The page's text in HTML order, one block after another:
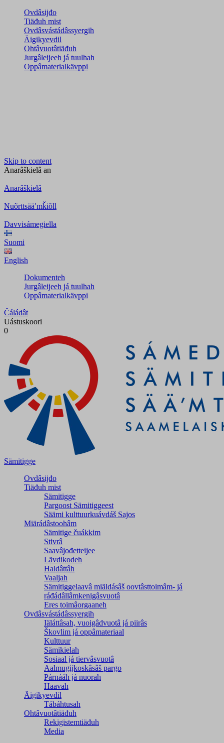
Ovdâsijđo
Tiäđuh mist
Ovdâsvástádâssyergih
Äigikyevdil
Ohtâvuotâtiäđuh
Jurgâleijeeh já tuulhah
Oppâmaterialkävppi
Skip to content
Anarâškielâ an
Anarâškielâ
Nuõrttsääʹmǩiõll
Davvisámegiella
Suomi
English
Dokumenteh
Jurgâleijeeh já tuulhah
Oppâmaterialkävppi
Čáládât
Uástuskoori
0
Sämitigge
Ovdâsijđo
Tiäđuh mist
Sämitigge
Pargoost Sämitiggeest
Säämi kulttuurkuávdáš Sajos
Miärádâstoohâm
Sämitige čuákkim
Stivrâ
Saavâjođetteijee
Lävdikodeh
Haldâttâh
Vaaljah
Sämitiggelaavâ miäldásâš oovtâsttoimâm- já
ráđádâllâmkenigâsvuotâ
Eres toimâorgaaneh
Ovdâsvástádâssyergih
Iäláttâsah, vuoigâdvuotâ já piirâs
Škovlim já oppâmateriaal
Kulttuur
Sämikielah
Sosiaal já tiervâsvuotâ
Aalmugijkoskâsâš pargo
Párnááh já nuorah
Haavah
Äigikyevdil
Tábáhtusah
Ohtâvuotâtiäđuh
Rekigistemtiäđuh
Media